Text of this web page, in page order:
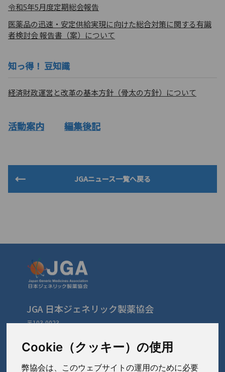
Cookie（クッキー）の使用
弊協会は、このウェブサイトの運用のために必要
令和5年5月度定期総会報告
医薬品の迅速・安定供給実現に向けた総合対策に関する有識
者検討会 報告書（案）について
知っ得！ 豆知識
経済財政運営と改革の基本方針（骨太の方針）について
活動案内 編集後記
JGAニュース一覧へ戻る
JGA 日本ジェネリック製薬協会
〒103-0023
TEL: 03-3279-1890 / FAX: 03-3241-2978